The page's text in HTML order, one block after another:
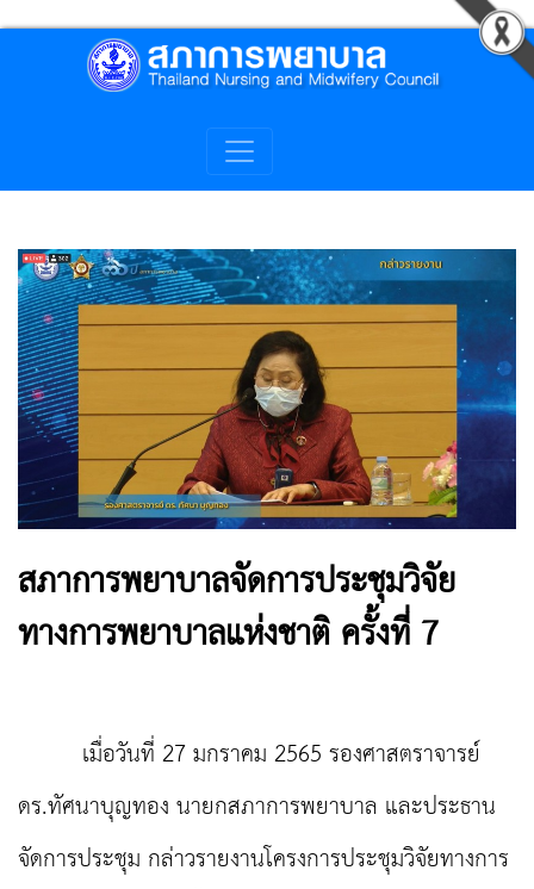
สภาการพยาบาลจัดการประชุมวิจัย
ทางการพยาบาลแห่งชาติ ครั้งที่ 7
เมื่อวันที่ 27 มกราคม 2565 รองศาสตราจารย์
ดร.ทัศนาบุญทอง นายกสภาการพยาบาล และประธาน
จัดการประชุม กล่าวรายงานโครงการประชุมวิจัยทางการ